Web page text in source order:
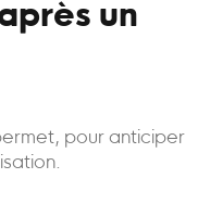
un
pour anticiper